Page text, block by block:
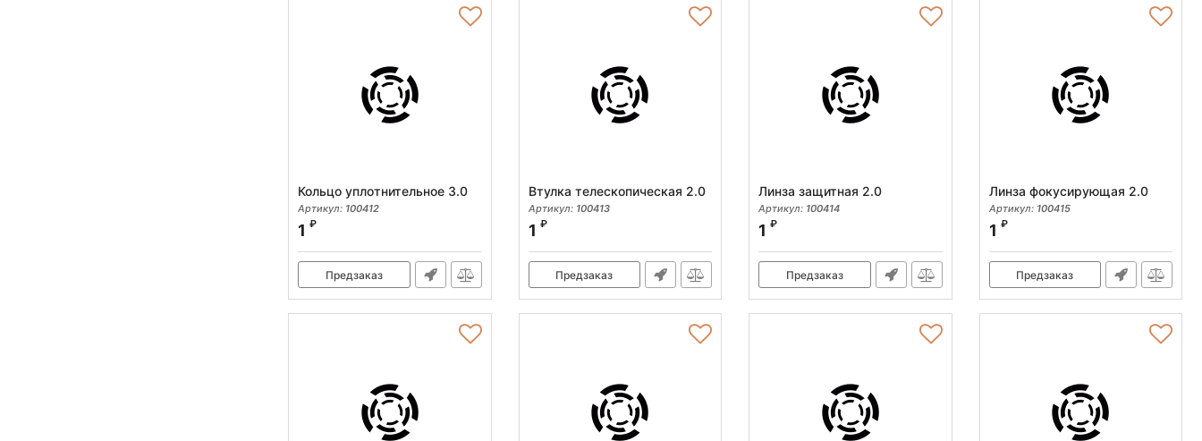
Кольцо уплотнительное 3.0
Артикул: 100412
1 ₽
Предзаказ
Втулка телескопическая 2.0
Артикул: 100413
1 ₽
Предзаказ
Линза защитная 2.0
Артикул: 100414
1 ₽
Предзаказ
Линза фокусирующая 2.0
Артикул: 100415
1 ₽
Предзаказ